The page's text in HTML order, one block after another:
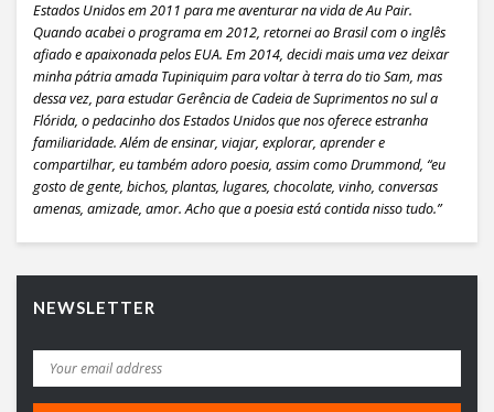
Estados Unidos em 2011 para me aventurar na vida de Au Pair.
Quando acabei o programa em 2012, retornei ao Brasil com o inglês
afiado e apaixonada pelos EUA. Em 2014, decidi mais uma vez deixar
minha pátria amada Tupiniquim para voltar à terra do tio Sam, mas
dessa vez, para estudar Gerência de Cadeia de Suprimentos no sul a
Flórida, o pedacinho dos Estados Unidos que nos oferece estranha
familiaridade. Além de ensinar, viajar, explorar, aprender e
compartilhar, eu também adoro poesia, assim como Drummond, “eu
gosto de gente, bichos, plantas, lugares, chocolate, vinho, conversas
amenas, amizade, amor. Acho que a poesia está contida nisso tudo.”
NEWSLETTER